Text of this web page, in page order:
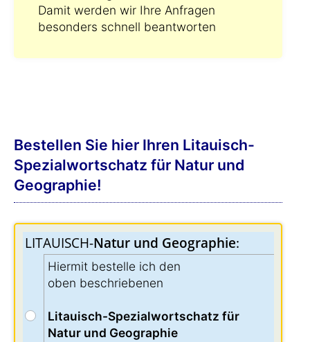
Damit werden wir Ihre Anfragen
besonders schnell beantworten
Bestellen Sie hier Ihren Litauisch-
Spezialwortschatz für Natur und
Geographie!
LITAUISCH-Natur und Geographie:
Hiermit bestelle ich den
oben beschriebenen
Litauisch-Spezialwortschatz für
Natur und Geographie